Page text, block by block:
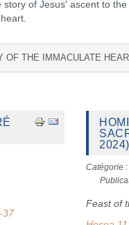
of Jesus' ascent to
OF THE IMMACULATE
37
2024)
Catégorie
Feast of